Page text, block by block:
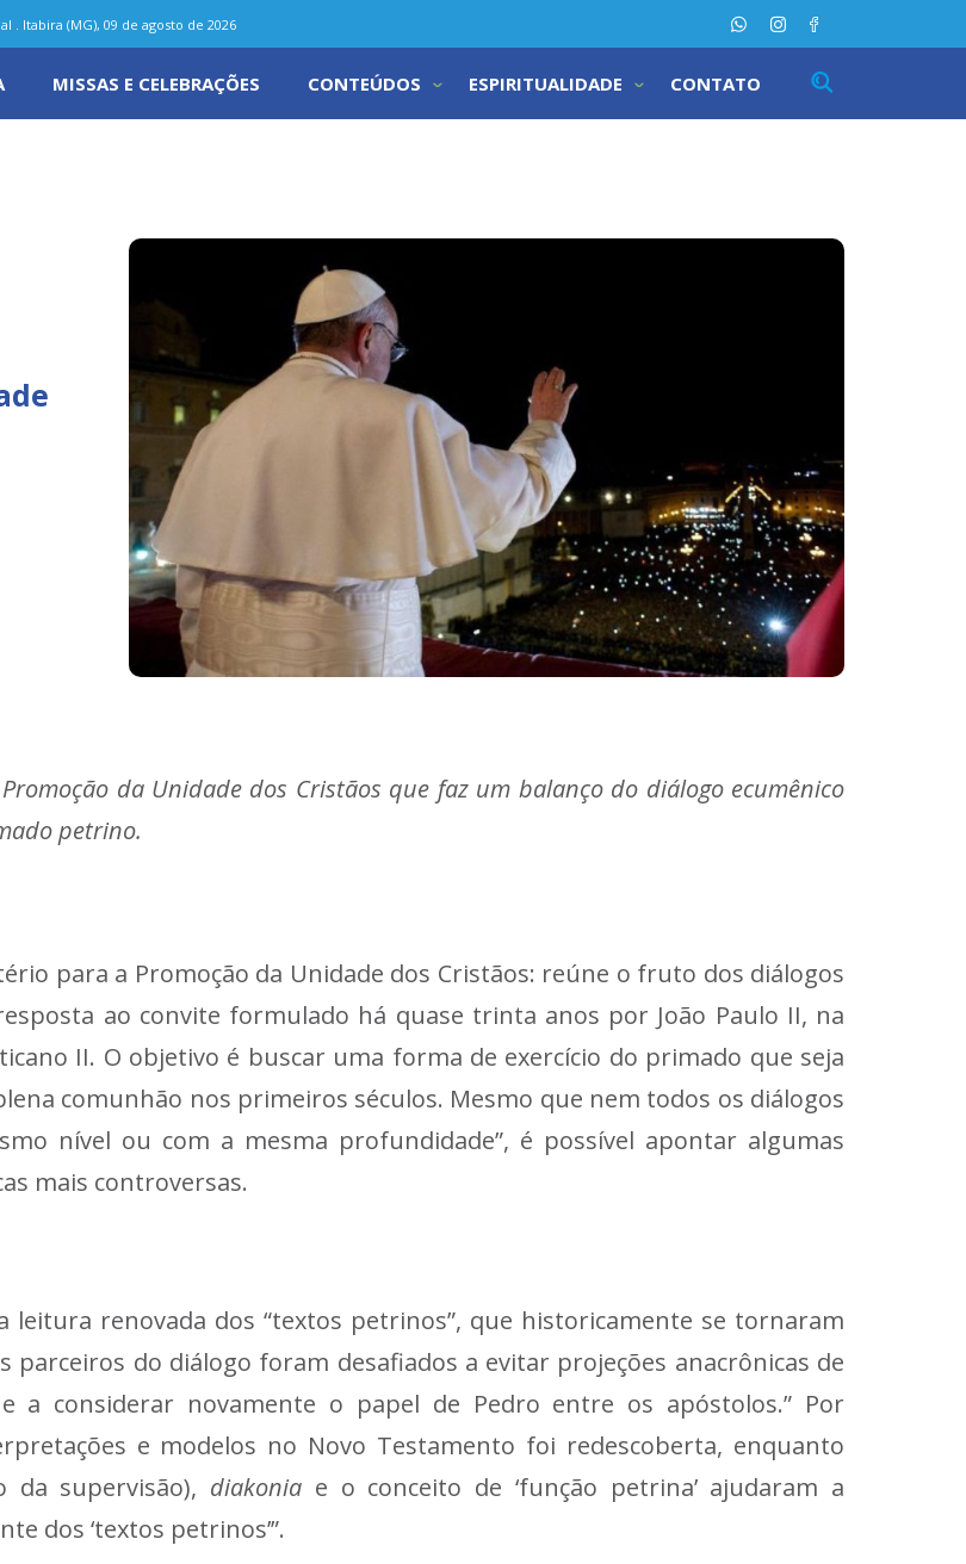
. Itabira (MG), 09 de agosto de 2026
MISSAS E CELEBRAÇÕES CONTEÚDOS ESPIRITUALIDADE CONTATO
da Unidade dos Cristãos que faz um balanço do diálogo ecumênico
petrino.
para a Promoção da Unidade dos Cristãos: reúne o fruto dos diálogos
ao convite formulado há quase trinta anos por João Paulo II, na
II. O objetivo é buscar uma forma de exercício do primado que seja
comunhão nos primeiros séculos. Mesmo que nem todos os diálogos
nível ou com a mesma profundidade”, é possível apontar algumas
mais controversas.
renovada dos “textos petrinos”, que historicamente se tornaram
parceiros do diálogo foram desafiados a evitar projeções anacrônicas de
a considerar novamente o papel de Pedro entre os apóstolos.” Por
e modelos no Novo Testamento foi redescoberta, enquanto
da supervisão), diakonia e o conceito de ‘função petrina’ ajudaram a
dos ‘textos petrinos’”.